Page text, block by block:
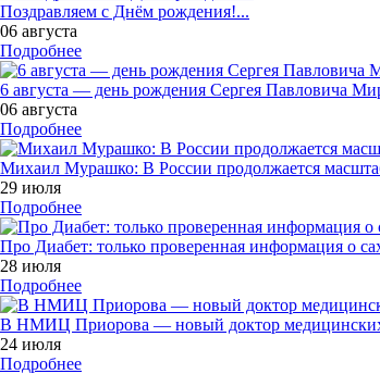
Поздравляем с Днём рождения!...
06 августа
Подробнее
6 августа — день рождения Сергея Павловича
06 августа
Подробнее
Михаил Мурашко: В России продолжается
29 июля
Подробнее
Про Диабет: только проверенная информация о
28 июля
Подробнее
В НМИЦ Приорова — новый доктор
24 июля
Подробнее